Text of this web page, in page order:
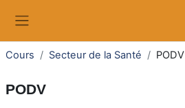
Cours Secteur de la Santé PODV
PODV